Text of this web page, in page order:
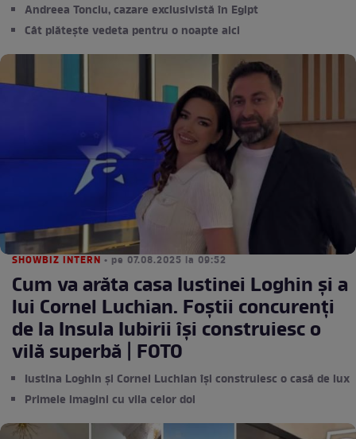
Andreea Tonciu, cazare exclusivistă în Egipt
Cât plătește vedeta pentru o noapte aici
SHOWBIZ INTERN • pe 07.08.2025 la 09:52
Cum va arăta casa Iustinei Loghin și a
lui Cornel Luchian. Foștii concurenți
de la Insula Iubirii își construiesc o
vilă superbă | FOTO
Iustina Loghin și Cornel Luchian își construiesc o casă de lux
Primele imagini cu vila celor doi